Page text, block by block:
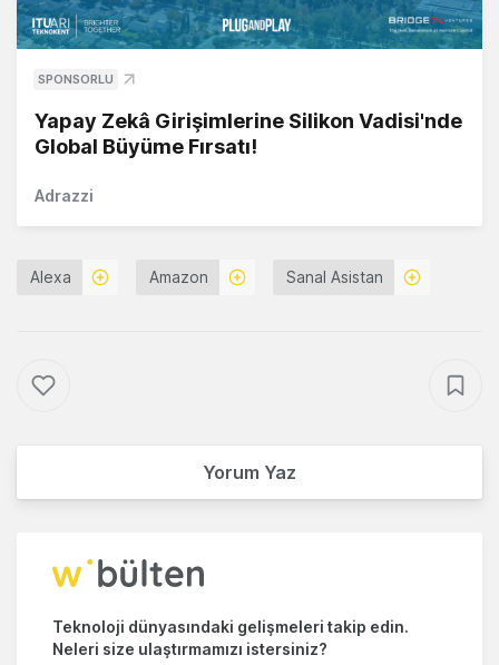
SPONSORLU
Yapay Zekâ Girişimlerine Silikon Vadisi'nde
Global Büyüme Fırsatı!
Adrazzi
Alexa Amazon Sanal Asistan
Yorum Yaz
Teknoloji dünyasındaki gelişmeleri takip edin.
Neleri size ulaştırmamızı istersiniz?